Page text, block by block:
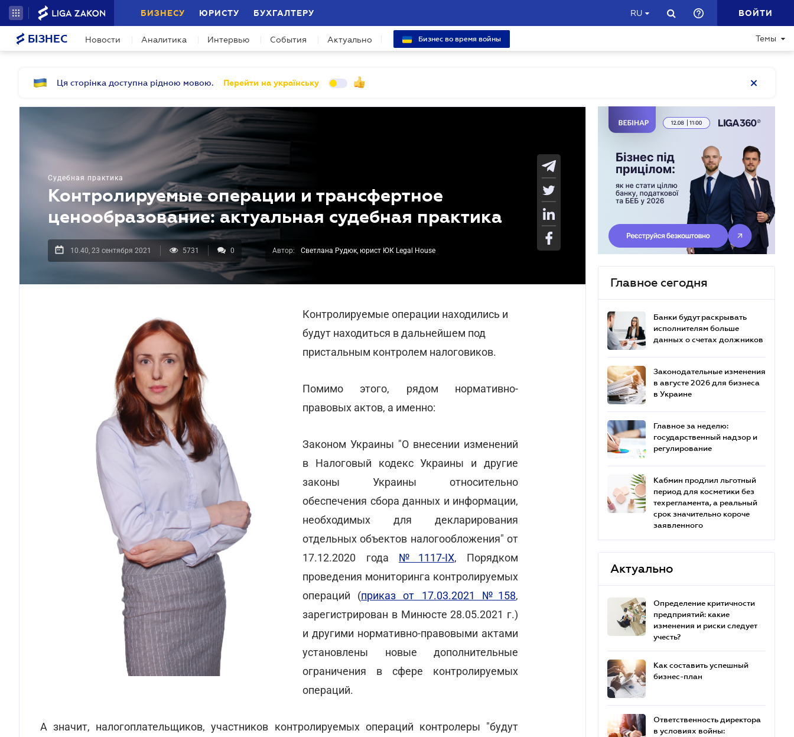
БИЗНЕСУ ЮРИСТУ БУХГАЛТЕРУ RU ВОЙТИ
БІЗНЕС Новости Аналитика Интервью События Актуально Бизнес во время войны Темы
Ця сторінка доступна рідною мовою. Перейти на українську
Судебная практика
Контролируемые операции и трансфертное
ценообразование: актуальная судебная практика
10.40, 23 сентября 2021 5731 0 Автор: Светлана Рудюк, юрист ЮК Legal House
Контролируемые операции находились и
будут находиться в дальнейшем под
пристальным контролем налоговиков.
Помимо этого, рядом нормативно-
правовых актов, а именно:
Законом Украины "О внесении изменений
в Налоговый кодекс Украины и другие
законы Украины относительно
обеспечения сбора данных и информации,
необходимых для декларирования
отдельных объектов налогообложения" от
17.12.2020 года №1117-IX, Порядком
проведения мониторинга контролируемых
операций (приказ от 17.03.2021 №158,
зарегистрирован в Минюсте 28.05.2021 г.)
и другими нормативно-правовыми актами
установлены новые дополнительные
ограничения в сфере контролируемых
операций.
А значит, налогоплательщиков, участников контролируемых операций контролеры "будут
Главное сегодня
Банки будут раскрывать
исполнителям больше
данных о счетах должников
Законодательные изменения
в августе 2026 для бизнеса
в Украине
Главное за неделю:
государственный надзор и
регулирование
Кабмин продлил льготный
период для косметики без
техрегламента, а реальный
срок значительно короче
заявленного
Актуально
Определение критичности
предприятий: какие
изменения и риски следует
учесть?
Как составить успешный
бизнес-план
Ответственность директора
в условиях войны: